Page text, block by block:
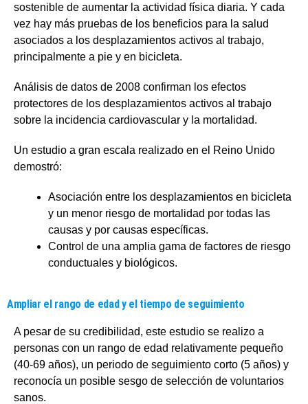
sostenible de aumentar la actividad física diaria. Y cada
vez hay más pruebas de los beneficios para la salud
asociados a los desplazamientos activos al trabajo,
principalmente a pie y en bicicleta.
Análisis de datos de 2008 confirman los efectos
protectores de los desplazamientos activos al trabajo
sobre la incidencia cardiovascular y la mortalidad.
Un estudio a gran escala realizado en el Reino Unido
demostró:
Asociación entre los desplazamientos en bicicleta
y un menor riesgo de mortalidad por todas las
causas y por causas específicas.
Control de una amplia gama de factores de riesgo
conductuales y biológicos.
Ampliar el rango de edad y el tiempo de seguimiento
A pesar de su credibilidad, este estudio se realizo a
personas con un rango de edad relativamente pequeño
(40-69 años), un periodo de seguimiento corto (5 años) y
reconocía un posible sesgo de selección de voluntarios
sanos.